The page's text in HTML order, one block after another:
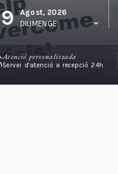
9
Agost, 2026
DIUMENGE
Atenció personalitzada
Servei d'atenció a recepció 24h